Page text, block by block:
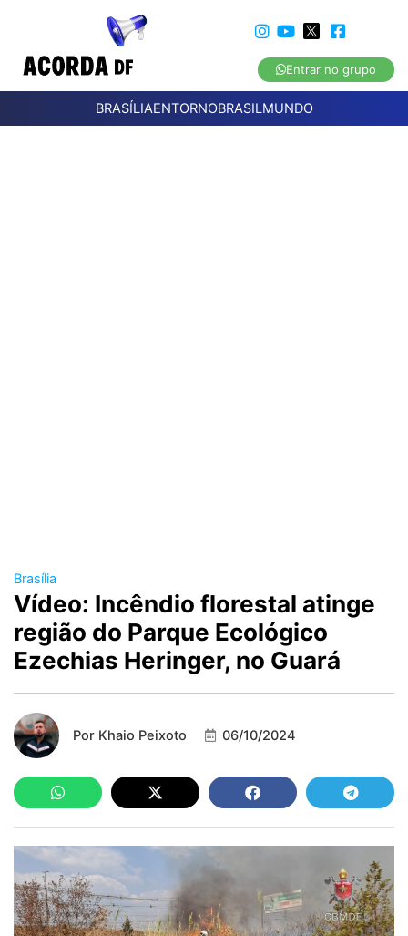
Entrar no grupo
BRASÍLIAENTORNOBRASILMUNDO
Brasília
Vídeo: Incêndio florestal atinge
região do Parque Ecológico
Ezechias Heringer, no Guará
Por Khaio Peixoto 06/10/2024